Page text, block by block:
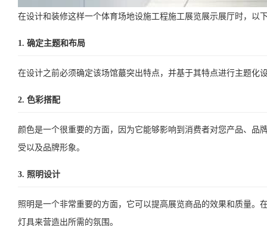
在设计和装修这样一个体育场地设施工程施工展览展示展厅时，以
1. 确定主题和布局
在设计之前必须确定该场馆蕞突出特点，并基于其特点进行主题化
2. 色彩搭配
颜色是一个很重要的方面，因为它能够影响到消费者对您产品、
受以及品牌形象。
3. 照明设计
照明是一个非常重要的方面，它可以提高展览商品的效果和质量
灯具来营造出所需的氛围。